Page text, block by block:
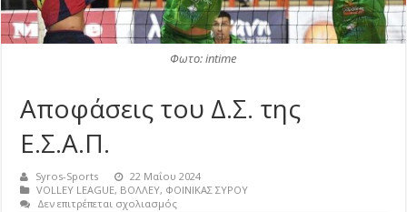
Φωτο: intime
Αποφάσεις του Δ.Σ. της
Ε.Σ.Α.Π.
Syros-Sports
22 Μαΐου 2024
VOLLEY LEAGUE, ΒΟΛΛΕΥ, ΦΟΙΝΙΚΑΣ ΣΥΡΟΥ
Δεν επιτρέπεται σχολιασμόςστο